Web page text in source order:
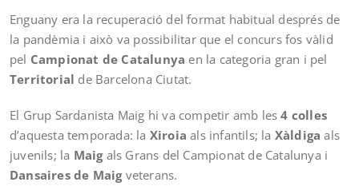
Enguany era la recuperació del format habitual després de
la pandèmia i això va possibilitar que el concurs fos vàlid
pel Campionat de Catalunya en la categoria gran i pel
Territorial de Barcelona Ciutat.
El Grup Sardanista Maig hi va competir amb les4 colles
d’aquesta temporada: la Xiroia als infantils; la Xàldiga als
juvenils; la Maigals Grans del Campionat de Catalunya i
Dansaires de Maigveterans.